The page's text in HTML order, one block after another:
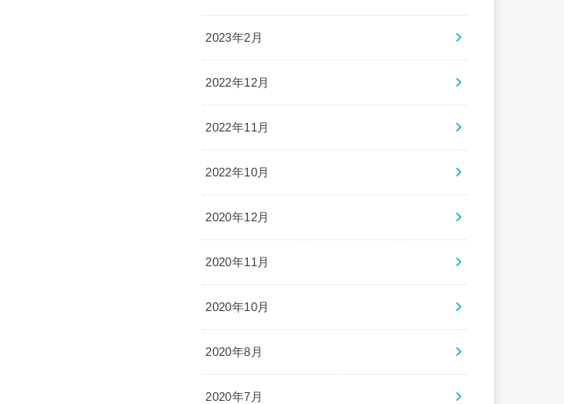
2023年2月
2022年12月
2022年11月
2022年10月
2020年12月
2020年11月
2020年10月
2020年8月
2020年7月